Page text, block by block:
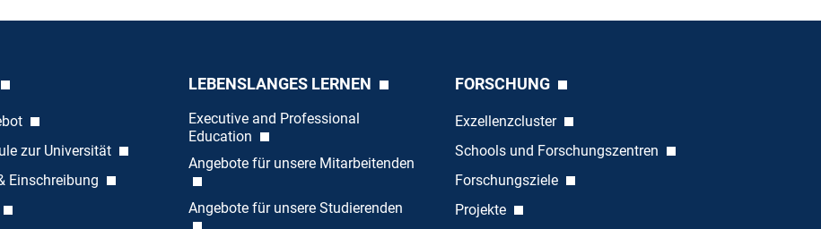
zur Universität
Einschreibung
LEBENSLANGES LERNEN
Executive and Professional
Education
Angebote für unsere Mitarbeitenden
Angebote für unsere Studierenden
FORSCHUNG
Exzellenzcluster
Schools und Forschungszentren
Forschungsziele
Projekte